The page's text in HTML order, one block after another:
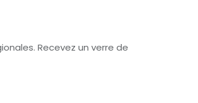
Recevez un verre de